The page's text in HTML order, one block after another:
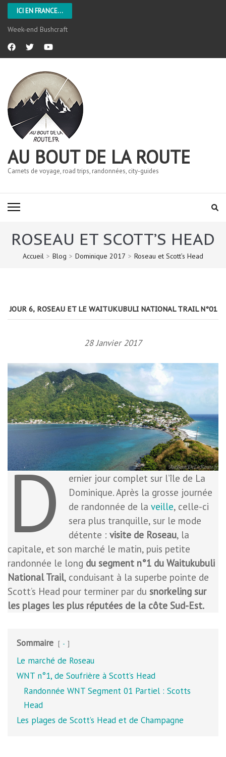
ICI EN FRANCE...
L’Aveyron
AU BOUT DE LA ROUTE
Carnets de voyage, road trips, randonnées, city-guides
ROSEAU ET SCOTT’S HEAD
Accueil > Blog > Dominique 2017 > Roseau et Scott’s Head
JOUR 6, ROSEAU ET LE WAITUKUBULI NATIONAL TRAIL N°01
28 Janvier 2017
D
ernier jour complet sur l’île de La
Dominique. Après la grosse journée
de randonnée de la veille, celle-ci
sera plus tranquille, sur le mode
détente : visite de Roseau, la
capitale, et son marché le matin, puis petite
randonnée le long du segment n°1 du Waitukubuli
National Trail, conduisant à la superbe pointe de
Scott’s Head pour terminer par du snorkeling sur
les plages les plus réputées de la côte Sud-Est.
Sommaire -
Le marché de Roseau
WNT n°1, de Soufrière à Scott’s Head
Randonnée WNT Segment 01 Partiel : Scotts
Head
Les plages de Scott’s Head et de Champagne